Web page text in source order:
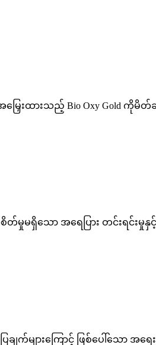
မွှမ်းအမြှေးထားသည့် Bio Oxy
တ်မှုမရှိသော အရေပြား တင်းရင်း
က်များကြောင့် ဖြစ်ပေါ်သော အရေ